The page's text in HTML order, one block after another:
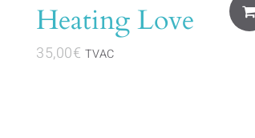
Heating Love
35,00€ TVAC